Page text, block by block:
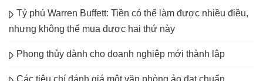
Tỷ phú Warren Buffett: Tiền có thể làm được nhiều điều,
nhưng không thể mua được hai thứ này
Phong thủy dành cho doanh nghiệp mới thành lập